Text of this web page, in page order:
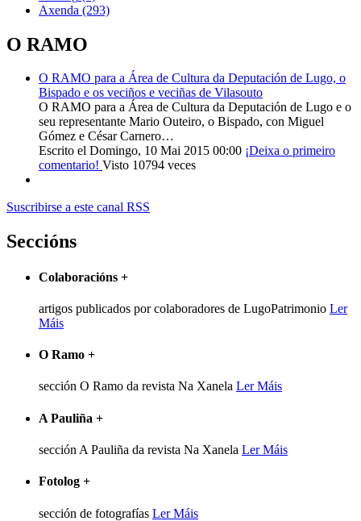
Axenda (293)
O RAMO
O RAMO para a Área de Cultura da Deputación de Lugo, o
Bispado e os veciños e veciñas de Vilasouto
O RAMO para a Área de Cultura da Deputación de Lugo e o
seu representante Mario Outeiro, o Bispado, con Miguel
Gómez e César Carnero…
Escrito el Domingo, 10 Mai 2015 00:00 ¡Deixa o primeiro
comentario! Visto 10794 veces
Suscribirse a este canal RSS
Seccións
Colaboracións +
artigos publicados por colaboradores de LugoPatrimonio Ler
Máis
O Ramo +
sección O Ramo da revista Na Xanela Ler Máis
A Pauliña +
sección A Pauliña da revista Na Xanela Ler Máis
Fotolog +
sección de fotografías Ler Máis